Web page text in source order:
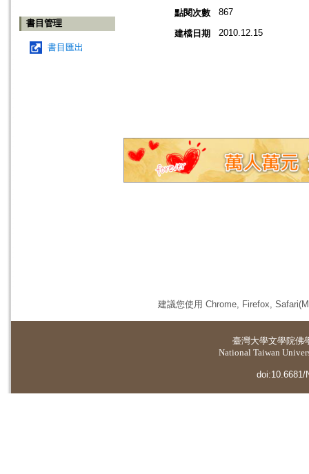
書目管理
書目匯出
點閱次數
867
建檔日期 2010.12.15
建議您使用 Chrome, Firefox,
臺灣大學文學院佛
National Taiwan
doi:10.6681/